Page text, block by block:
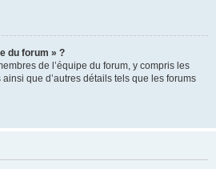
du forum » ?
de l’équipe du forum, y compris les
que d’autres détails tels que les forums